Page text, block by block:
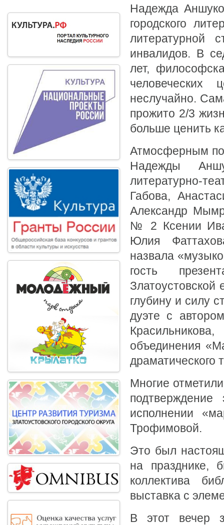
Надежда
городского
литературной
инвалидов. В
лет,
человеческих
неслучайно.
прожито 2/3
больше ценить
Атмосферным
Надежды
литературно-
Габова,
Александр
№ 2 Ксении
Юлия
назвала
гость
глубину и силу
дуэте с
объединения
драматического
Многие
исполнении
Трофимовой.
Это был
на празднике,
коллектива
выставка с
В этот вечер